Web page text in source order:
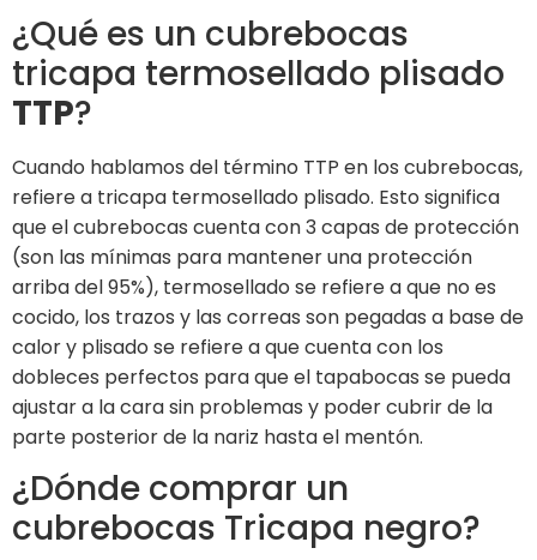
¿Qué es un cubrebocas
tricapa termosellado plisado
TTP?
Cuando hablamos del término TTP en los cubrebocas,
refiere a tricapa termosellado plisado. Esto significa
que el cubrebocas cuenta con 3 capas de protección
(son las mínimas para mantener una protección
arriba del 95%), termosellado se refiere a que no es
cocido, los trazos y las correas son pegadas a base de
calor y plisado se refiere a que cuenta con los
dobleces perfectos para que el tapabocas se pueda
ajustar a la cara sin problemas y poder cubrir de la
parte posterior de la nariz hasta el mentón.
¿Dónde comprar un
cubrebocas Tricapa negro?